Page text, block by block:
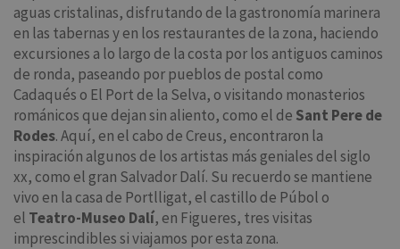
aguas cristalinas, disfrutando de la gastronomía marinera
en las tabernas y en los restaurantes de la zona, haciendo
excursiones a lo largo de la costa por los antiguos caminos
de ronda, paseando por pueblos de postal como
Cadaqués o El Port de la Selva, o visitando monasterios
románicos que dejan sin aliento, como el de Sant Pere de
Rodes. Aquí, en el cabo de Creus, encontraron la
inspiración algunos de los artistas más geniales del siglo
xx, como el gran Salvador Dalí. Su recuerdo se mantiene
vivo en la casa de Portlligat, el castillo de Púbol o
el Teatro-Museo Dalí, en Figueres, tres visitas
imprescindibles si viajamos por esta zona.